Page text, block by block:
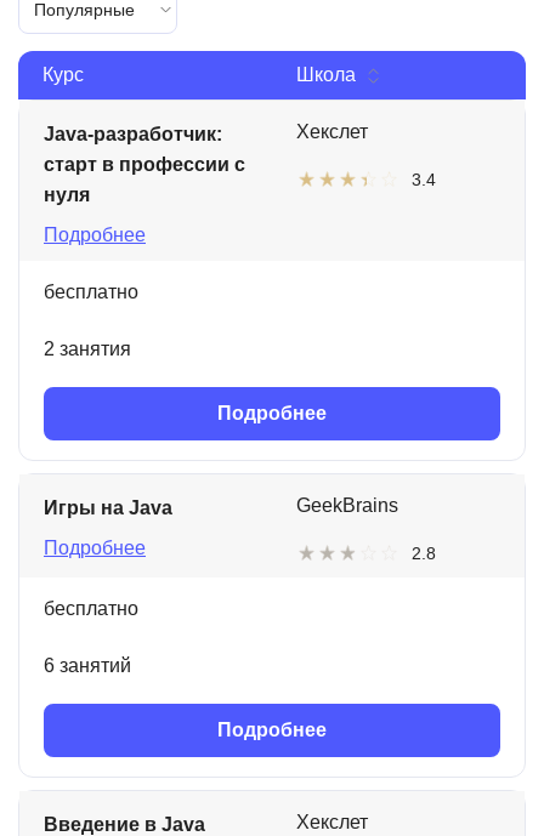
Популярные
Курс Школа
Java-разработчик:
старт в профессии с
нуля
Подробнее
Хекслет
3.4
бесплатно
2 занятия
Подробнее
Игры на Java
Подробнее
GeekBrains
2.8
бесплатно
6 занятий
Подробнее
Введение в Java
Хекслет